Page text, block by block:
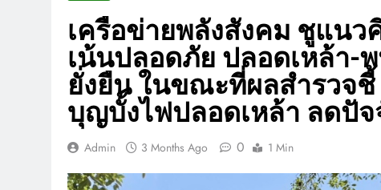
เครือข่ายพลังสังคม ชูแนว
เน้นปลอดภัย ปลอดเหล้า-
ยั่งยืน ในขณะที่ผลสำรวจ
บุญบั้งไฟปลอดเหล้า ลดปัจ
Admin 3 Months Ago 0 1 Min